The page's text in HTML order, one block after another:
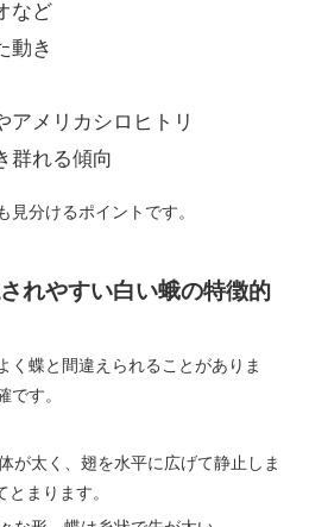
など
動き
アメリカシロヒトリ
群れる傾向
見分けるポイントです。
れやすい白い蛾の特徴的
く蝶と間違えられることがありま
です。
が太く、翅を水平に広げて静止しま
まります。